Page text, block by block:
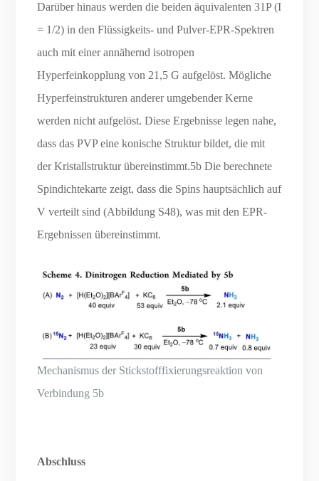
Darüber hinaus werden die beiden äquivalenten 31P (I
= 1/2) in den Flüssigkeits- und Pulver-EPR-Spektren
auch mit einer annähernd isotropen
Hyperfeinkopplung von 21,5 G aufgelöst. Mögliche
Hyperfeinstrukturen anderer umgebender Kerne
werden nicht aufgelöst. Diese Ergebnisse legen nahe,
dass das PVP eine konische Struktur bildet, die mit
der Kristallstruktur übereinstimmt.5b Die berechnete
Spindichtekarte zeigt, dass die Spins hauptsächlich auf
V verteilt sind (Abbildung S48), was mit den EPR-
Ergebnissen übereinstimmt.
Mechanismus der Stickstofffixierungsreaktion von
Verbindung 5b
Abschluss